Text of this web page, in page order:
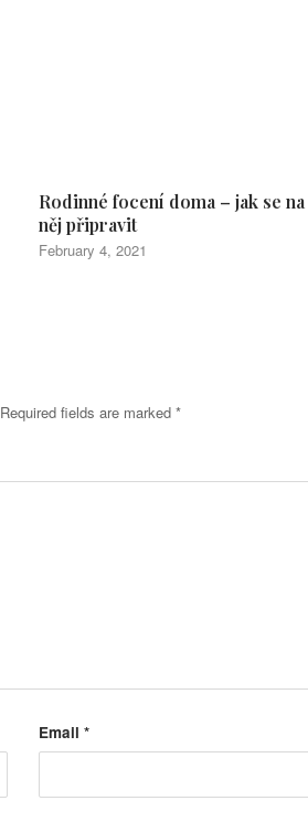
Rodinné focení doma – jak se na
něj připravit
February 4, 2021
Required fields are marked *
Email*